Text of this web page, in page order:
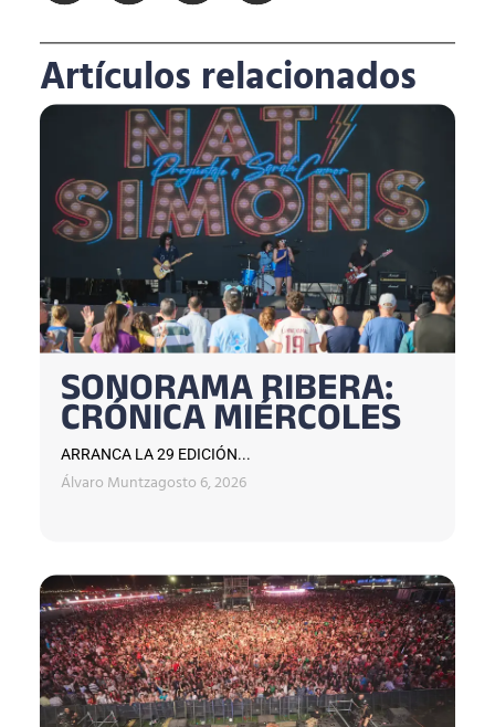
Artículos relacionados
SONORAMA RIBERA:
CRÓNICA MIÉRCOLES
ARRANCA LA 29 EDICIÓN...
Álvaro Muntzagosto 6, 2026